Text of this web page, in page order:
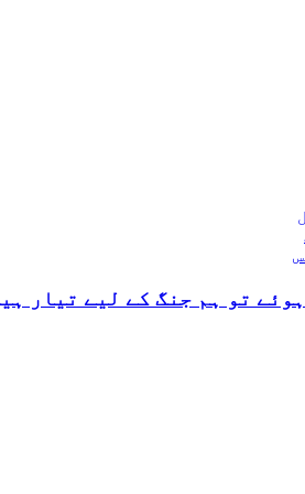
تو ہم جنگ کے لیے تیار